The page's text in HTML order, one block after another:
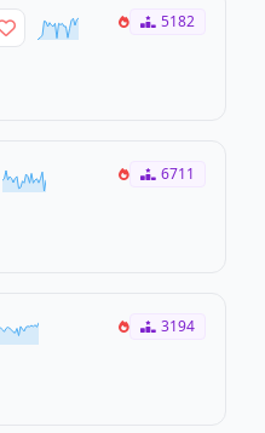
5182
6711
3194